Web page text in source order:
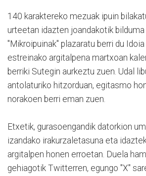
140 karaktereko mezuak ipuin
urteetan idazten joandakotik
"Mikroipuinak" plazaratu berri du
estreinako argitalpena martxoan
berriki Sutegin aurkeztu zuen. Udal
antolaturiko hitzorduan, egitasmo
norakoen berri eman zuen.
Etxetik, gurasoengandik datorkion
izandako irakurzaletasuna eta
argitalpen honen erroetan. Duela
gehiagotik Twitterren, egungo "X"